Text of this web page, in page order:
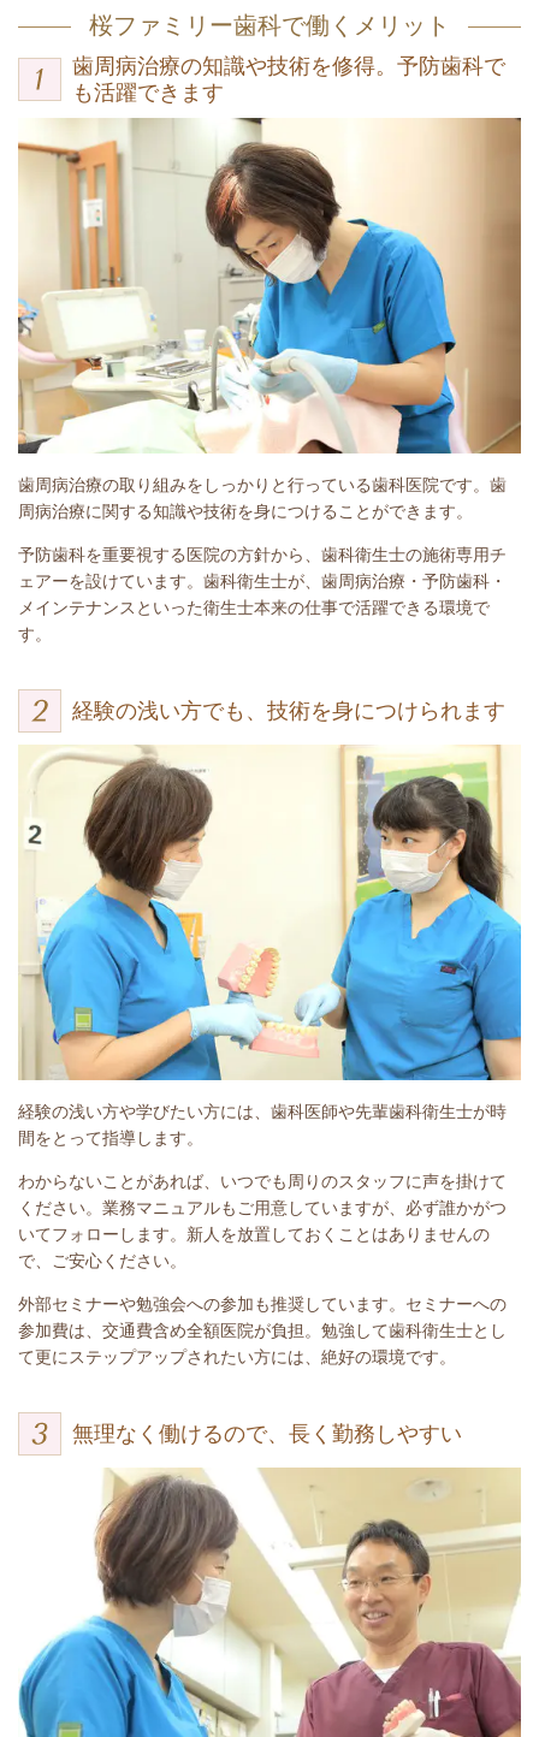
桜ファミリー歯科で働くメリット
歯周病治療の知識や技術を修得。予防歯科で
も活躍できます
歯周病治療の取り組みをしっかりと行っている歯科医院です。歯
周病治療に関する知識や技術を身につけることができます。
予防歯科を重要視する医院の方針から、歯科衛生士の施術専用チ
ェアーを設けています。歯科衛生士が、歯周病治療・予防歯科・
メインテナンスといった衛生士本来の仕事で活躍できる環境で
す。
経験の浅い方でも、技術を身につけられます
経験の浅い方や学びたい方には、歯科医師や先輩歯科衛生士が時
間をとって指導します。
わからないことがあれば、いつでも周りのスタッフに声を掛けて
ください。業務マニュアルもご用意していますが、必ず誰かがつ
いてフォローします。新人を放置しておくことはありませんの
で、ご安心ください。
外部セミナーや勉強会への参加も推奨しています。セミナーへの
参加費は、交通費含め全額医院が負担。勉強して歯科衛生士とし
て更にステップアップされたい方には、絶好の環境です。
無理なく働けるので、長く勤務しやすい